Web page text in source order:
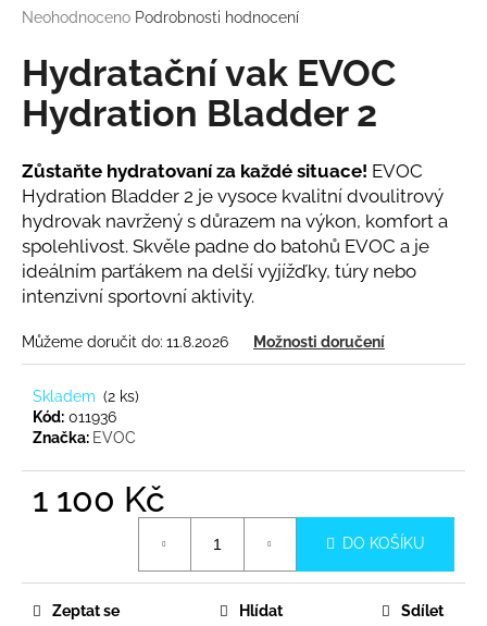
Průměrné
produktu
je
0,0
hvězdiček.
Neohodnoceno Podrobnosti hodnocení
Hydratační vak EVOC
Hydration Bladder 2
Zůstaňte hydratovaní za každé situace! EVOC
Hydration Bladder 2 je vysoce kvalitní dvoulitrový
hydrovak navržený s důrazem na výkon, komfort a
spolehlivost. Skvěle padne do batohů EVOC a je
ideálním parťákem na delší vyjížďky, túry nebo
intenzivní sportovní aktivity.
Můžeme doručit do: 11.8.2026 Možnosti doručení
Skladem (2 ks)
Kód: 011936
Značka: EVOC
1 100 Kč
DO KOŠÍKU
Zeptat se Hlídat Sdílet
a
j
í
t
HLEDAT
D
o
p
o
u
m
e